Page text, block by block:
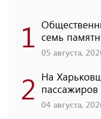
1 семь
05 августа,
2 На
пассажиров
04 августа,